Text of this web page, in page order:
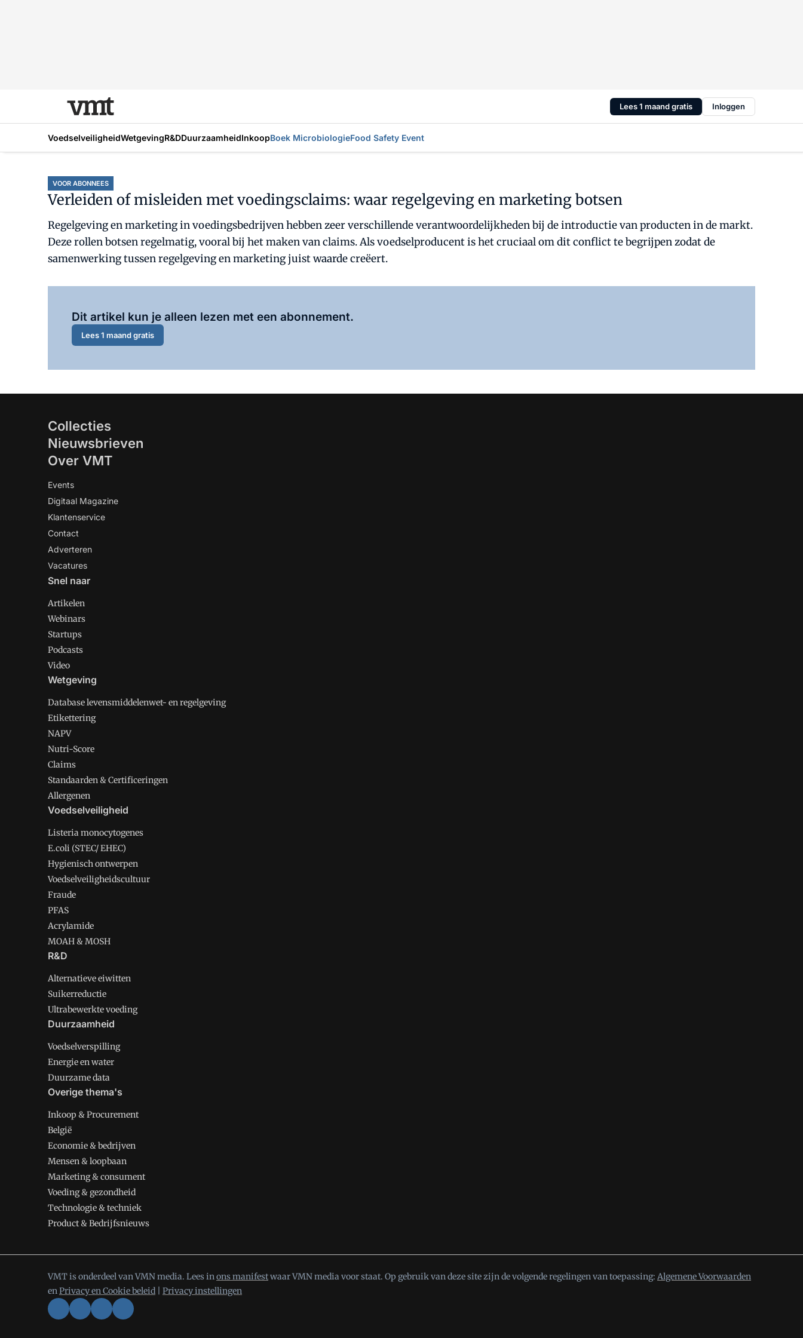
Lees 1 maand gratis Inloggen
VoedselveiligheidWetgevingR&DDuurzaamheidInkoopBoek MicrobiologieFood Safety Event
VOOR ABONNEES
Verleiden of misleiden met voedingsclaims: waar regelgeving en marketing botsen
Regelgeving en marketing in voedingsbedrijven hebben zeer verschillende verantwoordelijkheden bij de introductie van producten in de markt.
Deze rollen botsen regelmatig, vooral bij het maken van claims. Als voedselproducent is het cruciaal om dit conflict te begrijpen zodat de
samenwerking tussen regelgeving en marketing juist waarde creëert.
Dit artikel kun je alleen lezen met een abonnement.
Lees 1 maand gratis
Collecties
Nieuwsbrieven
Over VMT
Events
Digitaal Magazine
Klantenservice
Contact
Adverteren
Vacatures
Snel naar
Artikelen
Webinars
Startups
Podcasts
Video
Wetgeving
Database levensmiddelenwet- en regelgeving
Etikettering
NAPV
Nutri-Score
Claims
Standaarden & Certificeringen
Allergenen
Voedselveiligheid
Listeria monocytogenes
E.coli (STEC/ EHEC)
Hygienisch ontwerpen
Voedselveiligheidscultuur
Fraude
PFAS
Acrylamide
MOAH & MOSH
R&D
Alternatieve eiwitten
Suikerreductie
Ultrabewerkte voeding
Duurzaamheid
Voedselverspilling
Energie en water
Duurzame data
Overige thema's
Inkoop & Procurement
België
Economie & bedrijven
Mensen & loopbaan
Marketing & consument
Voeding & gezondheid
Technologie & techniek
Product & Bedrijfsnieuws
VMT is onderdeel van VMN media. Lees inons manifestwaar VMN media voor staat. Op gebruik van deze site zijn de volgende regelingen van toepassing: Algemene Voorwaarden
enPrivacy en Cookie beleid Privacy instellingen